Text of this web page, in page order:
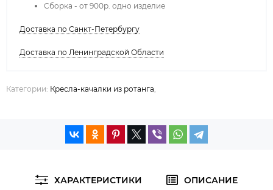
Сборка - от 900р. одно изделие
Доставка по Санкт-Петербургу
Доставка по Ленинградской Области
Категории: Кресла-качалки из ротанга
ХАРАКТЕРИСТИКИ
ОПИСАНИЕ